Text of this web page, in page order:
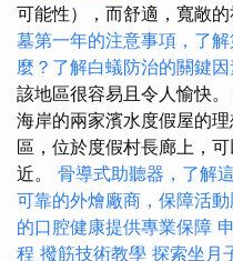
可能性），而舒適，寬敞
墓第一年的注意事項，了
麼？了解白蟻防治的關鍵
該地區很容易且令人愉快
海岸的兩家濱水度假屋的
區，位於度假村長廊上，
近。 骨導式助聽器，了解
可靠的外燴廠商，保障活
的口腔健康提供專業保障
程 撥筋技術教學 探索坐月